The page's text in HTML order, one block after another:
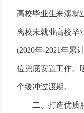
高校毕业生来溪就
离校未就业高校毕
(2020年-2021年累
位兜底安置工作。
个缓冲过渡期。
二、打造优质